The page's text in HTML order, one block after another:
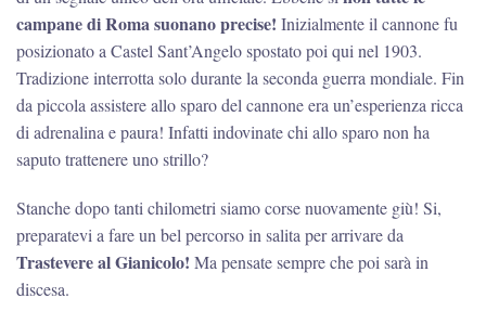
campane di Roma suonano precise! Inizialmente il cannone fu
posizionato a Castel Sant’Angelo spostato poi qui nel 1903.
Tradizione interrotta solo durante la seconda guerra mondiale. Fin
da piccola assistere allo sparo del cannone era un’esperienza ricca
di adrenalina e paura! Infatti indovinate chi allo sparo non ha
saputo trattenere uno strillo?
Stanche dopo tanti chilometri siamo corse nuovamente giù! Si,
preparatevi a fare un bel percorso in salita per arrivare da
Trastevere al Gianicolo! Ma pensate sempre che poi sarà in
discesa.